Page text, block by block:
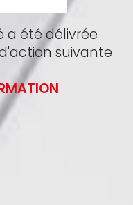
a été délivrée
suivante